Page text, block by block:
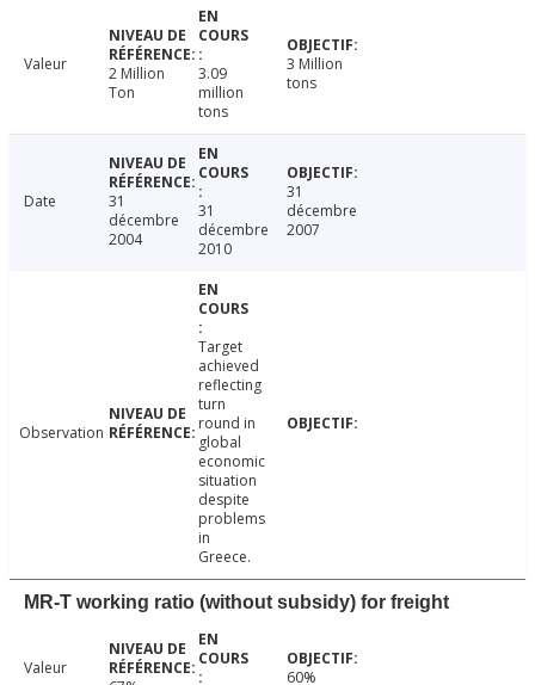
Valeur
2 Million
Ton
3.09
million
tons
3 Million
tons
Date
31
décembre
2004
31
décembre
2010
31
décembre
2007
Observation
Target
achieved
reflecting
turn
round in
global
economic
situation
despite
problems
in
Greece.
MR-T working ratio (without subsidy) for freight
Valeur
60%